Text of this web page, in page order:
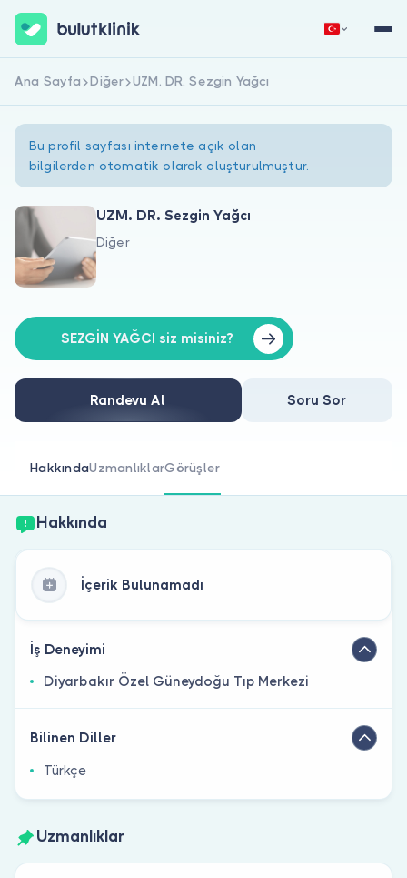
Hakkımızda
Doktorlar için
Doktor musunuz?
Hemen Kaydol Giriş Yap
Ana Sayfa Diğer UZM. DR. Sezgin Yağcı
Bu profil sayfası internete açık olan
bilgilerden otomatik olarak oluşturulmuştur.
UZM. DR. Sezgin Yağcı
Diğer
SEZGİN YAĞCI siz misiniz?
Randevu Al Soru Sor
HakkındaUzmanlıklarGörüşler
Hakkında
İçerik Bulunamadı
İş Deneyimi
Diyarbakır Özel Güneydoğu Tıp Merkezi
Bilinen Diller
Türkçe
Uzmanlıklar